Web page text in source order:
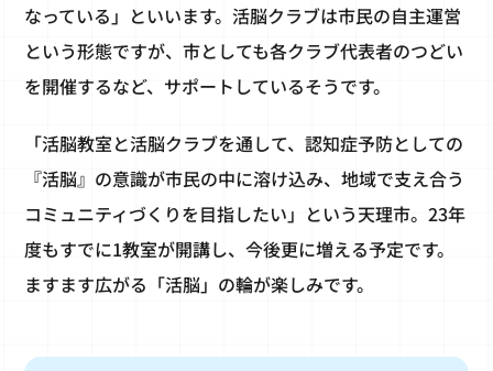
なっている」といいます。活脳クラブは市民の自主運営
という形態ですが、市としても各クラブ代表者のつどい
を開催するなど、サポートしているそうです。
「活脳教室と活脳クラブを通して、認知症予防としての
『活脳』の意識が市民の中に溶け込み、地域で支え合う
コミュニティづくりを目指したい」という天理市。23年
度もすでに1教室が開講し、今後更に増える予定です。
ますます広がる「活脳」の輪が楽しみです。